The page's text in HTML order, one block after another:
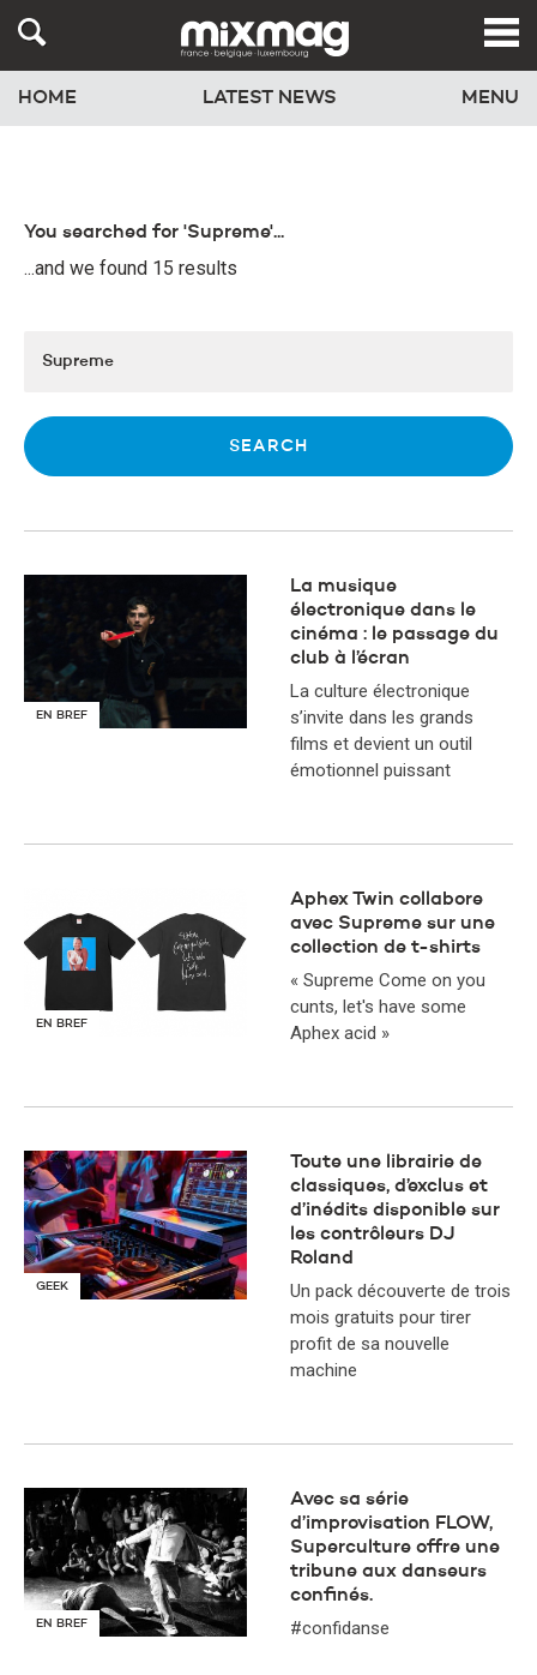
HOME LATEST NEWS MENU
You searched for 'Supreme'...
...and we found 15 results
EN BREF
La musique
électronique dans le
cinéma : le passage du
club à l’écran
La culture électronique
s’invite dans les grands
films et devient un outil
émotionnel puissant
EN BREF
Aphex Twin collabore
avec Supreme sur une
collection de t-shirts
« Supreme Come on you
cunts, let's have some
Aphex acid »
GEEK
Toute une librairie de
classiques, d’exclus et
d’inédits disponible sur
les contrôleurs DJ
Roland
Un pack découverte de trois
mois gratuits pour tirer
profit de sa nouvelle
machine
EN BREF
Avec sa série
d’improvisation FLOW,
Superculture offre une
tribune aux danseurs
confinés.
#confidanse